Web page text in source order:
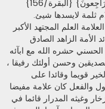
{البقرة/156}
ثلمة لايسدها شيئ.
العلم المجتهد الأكبر
الأمة الزاهد الصادق
الحسني حشره الله مع ابآئه
وحسن أولئك رفيقا ،
قويما وقائدا على
والفعل كان علامة مفيضا
وغيثه المدرار قائما في